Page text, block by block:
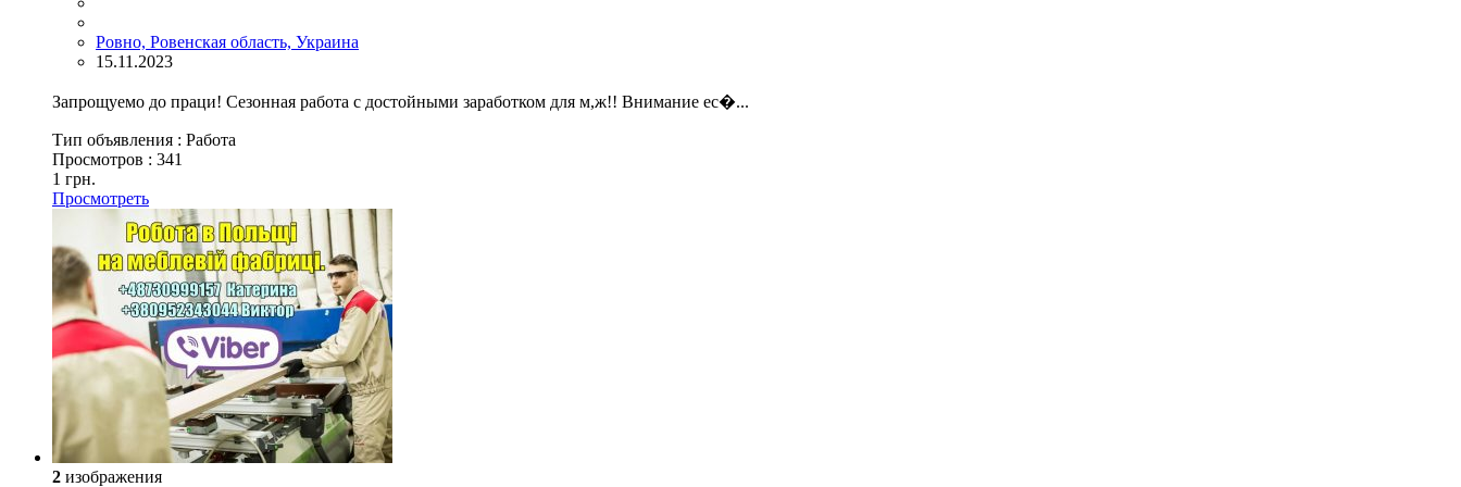
Ровно, Ровенская область, Украина
15.11.2023
Запрощуемо до праци! Сезонная работа с достойными заработком для м,ж!! Внимание ес�...
Тип объявления : Работа
Просмотров : 341
1 грн.
Просмотреть
2 изображения